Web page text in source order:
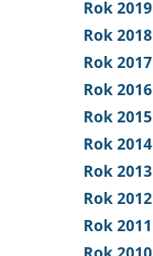
Rok 2019
Rok 2018
Rok 2017
Rok 2016
Rok 2015
Rok 2014
Rok 2013
Rok 2012
Rok 2011